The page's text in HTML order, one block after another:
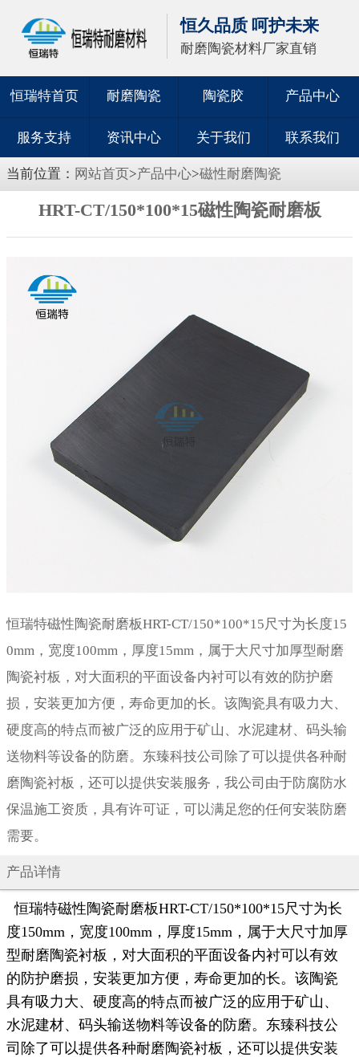
恒久品质 呵护未来
耐磨陶瓷材料厂家直销
恒瑞特首页 耐磨陶瓷 陶瓷胶 产品中心
服务支持 资讯中心 关于我们 联系我们
当前位置： 网站首页>产品中心>磁性耐磨陶瓷
HRT-CT/150*100*15磁性陶瓷耐磨板
恒瑞特磁性陶瓷耐磨板HRT-CT/150*100*15尺寸为长度15
0mm，宽度100mm，厚度15mm，属于大尺寸加厚型耐磨
陶瓷衬板，对大面积的平面设备内衬可以有效的防护磨
损，安装更加方便，寿命更加的长。该陶瓷具有吸力大、
硬度高的特点而被广泛的应用于矿山、水泥建材、码头输
送物料等设备的防磨。东臻科技公司除了可以提供各种耐
磨陶瓷衬板，还可以提供安装服务，我公司由于防腐防水
保温施工资质，具有许可证，可以满足您的任何安装防磨
需要。
产品详情
恒瑞特磁性陶瓷耐磨板HRT-CT/150*100*15尺寸为长
度150mm，宽度100mm，厚度15mm，属于大尺寸加厚
型耐磨陶瓷衬板，对大面积的平面设备内衬可以有效
的防护磨损，安装更加方便，寿命更加的长。该陶瓷
具有吸力大、硬度高的特点而被广泛的应用于矿山、
水泥建材、码头输送物料等设备的防磨。东臻科技公
司除了可以提供各种耐磨陶瓷衬板，还可以提供安装